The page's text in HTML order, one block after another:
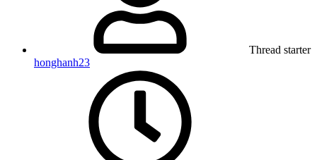
Thread starter
honghanh23